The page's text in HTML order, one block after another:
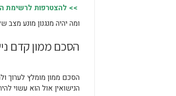
>> להצטרפות לרשימת
ומה יהיה מנגנון מונע
הסכם ממון קדם
הסכם ממון מומלץ לערוך
הנישואין אול הוא עשוי